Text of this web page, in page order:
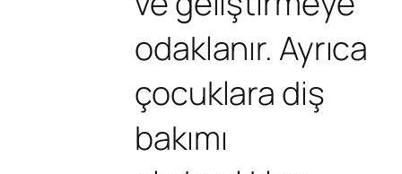
odaklanır. Ayrıca
çocuklara diş
bakımı